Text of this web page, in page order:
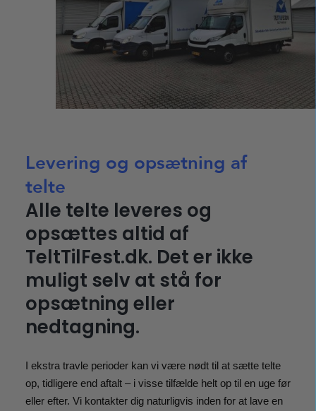
Levering og opsætning af
telte
Alle telte leveres og
opsættes altid af
TeltTilFest.dk. Det er ikke
muligt selv at stå for
opsætning eller
nedtagning.
I ekstra travle perioder kan vi være nødt til at sætte telte
op, tidligere end aftalt – i visse tilfælde helt op til en uge før
eller efter. Vi kontakter dig naturligvis inden for at lave en